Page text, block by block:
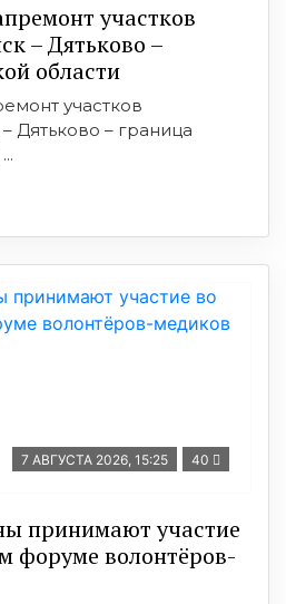
участков
– Дятьково –
области
участков
Дятьково – граница
7 АВГУСТА 2026, 15:25 40
принимают участие
форуме волонтёров-